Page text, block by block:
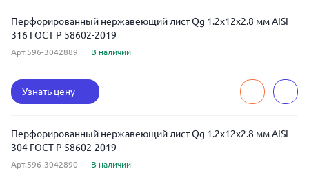
Перфорированный нержавеющий лист Qg 1.2x12x2.8 мм AISI
316 ГОСТ Р 58602-2019
Арт.596-3042889 В наличии
Узнать цену
Перфорированный нержавеющий лист Qg 1.2x12x2.8 мм AISI
304 ГОСТ Р 58602-2019
Арт.596-3042890 В наличии